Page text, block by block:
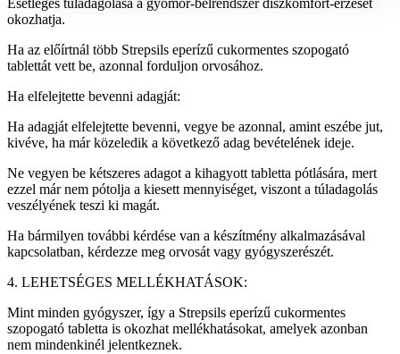
Esetleges túladagolása a gyomor-bélrendszer diszkomfort-érzését
okozhatja.
Ha az előírtnál több Strepsils eperízű cukormentes szopogató
tablettát vett be, azonnal forduljon orvosához.
Ha elfelejtette bevenni adagját:
Ha adagját elfelejtette bevenni, vegye be azonnal, amint eszébe jut,
kivéve, ha már közeledik a következő adag bevételének ideje.
Ne vegyen be kétszeres adagot a kihagyott tabletta pótlására, mert
ezzel már nem pótolja a kiesett mennyiséget, viszont a túladagolás
veszélyének teszi ki magát.
Ha bármilyen további kérdése van a készítmény alkalmazásával
kapcsolatban, kérdezze meg orvosát vagy gyógyszerészét.
4. LEHETSÉGES MELLÉKHATÁSOK:
Mint minden gyógyszer, így a Strepsils eperízű cukormentes
szopogató tabletta is okozhat mellékhatásokat, amelyek azonban
nem mindenkinél jelentkeznek.